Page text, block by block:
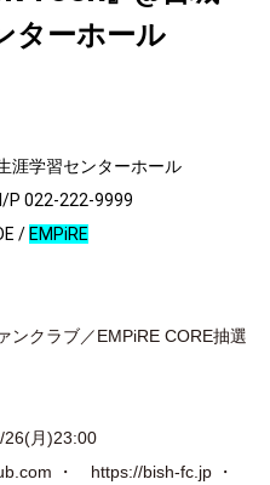
ターホール
涯学習センターホール
P 022-222-9999
/ EMPiRE
ンクラブ／EMPiRE CORE抽選
26(月)23:00
・ https://bish-fc.jp ・